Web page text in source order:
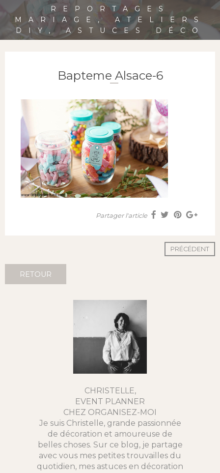
REPORTAGES
MARIAGE, ATELIERS
DIY, ASTUCES DÉCO
Bapteme Alsace-6
Partager l'article
PRÉCÉDENT
RETOUR
CHRISTELLE,
EVENT PLANNER
CHEZ ORGANISEZ-MOI
Je suis Christelle, grande passionnée
de décoration et amoureuse de
belles choses. Sur ce blog, je partage
avec vous mes petites trouvailles du
quotidien, mes astuces en décoration